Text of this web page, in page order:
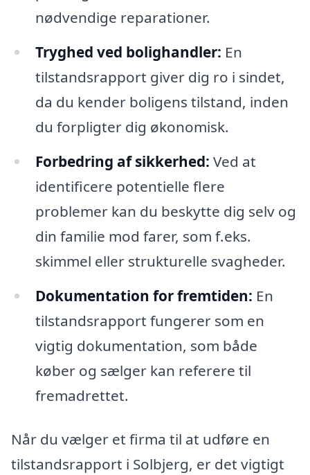
nødvendige reparationer.
Tryghed ved bolighandler: En
tilstandsrapport giver dig ro i sindet,
da du kender boligens tilstand, inden
du forpligter dig økonomisk.
Forbedring af sikkerhed: Ved at
identificere potentielle flere
problemer kan du beskytte dig selv og
din familie mod farer, som f.eks.
skimmel eller strukturelle svagheder.
Dokumentation for fremtiden: En
tilstandsrapport fungerer som en
vigtig dokumentation, som både
køber og sælger kan referere til
fremadrettet.
Når du vælger et firma til at udføre en
tilstandsrapport i Solbjerg, er det vigtigt